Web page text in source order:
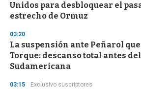
Unidos para desbloquear el
estrecho de Ormuz
03:20
La suspensión ante Peñarol
Torque: descanso total antes
Sudamericana
03:15 Exclusivo suscriptores